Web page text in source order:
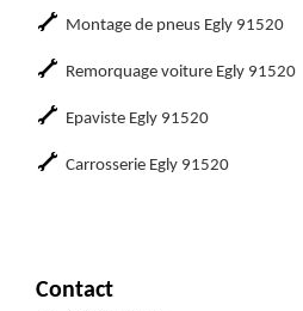
Montage de pneus Egly 91520
Remorquage voiture Egly 91520
Epaviste Egly 91520
Carrosserie Egly 91520
Contact